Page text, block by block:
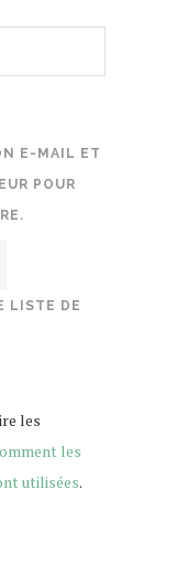
E-MAIL ET
POUR
LISTE DE
les
les
utilisées.